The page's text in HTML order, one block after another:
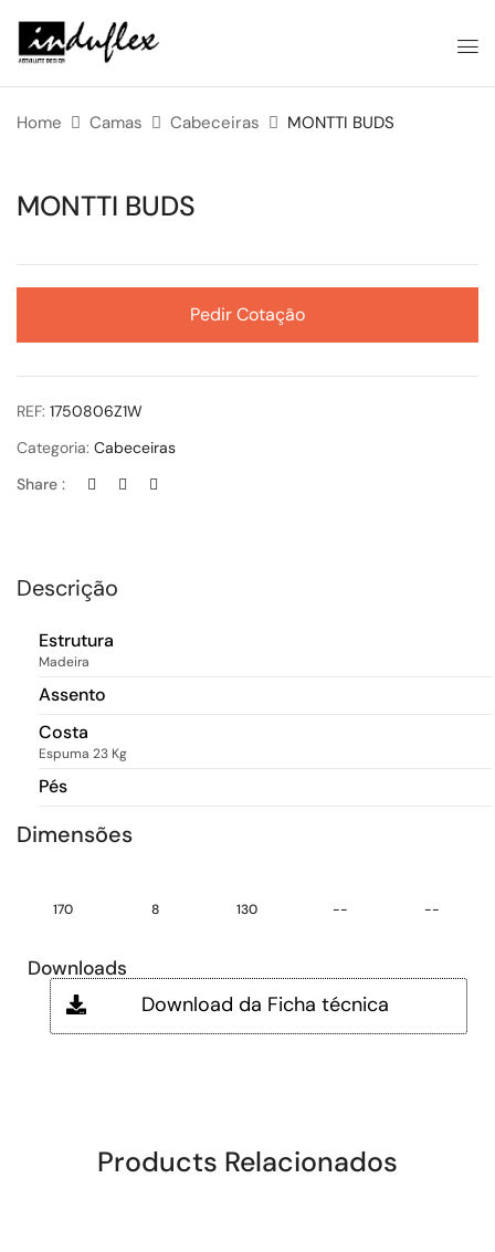
Home Camas Cabeceiras MONTTI BUDS
MONTTI BUDS
Pedir Cotação
REF: 1750806Z1W
Categoria: Cabeceiras
Share :
Descrição
Estrutura
Madeira
Assento
Costa
Espuma 23 Kg
Pés
Dimensões
170 8 130 -- --
Downloads
Download da Ficha técnica
Products Relacionados